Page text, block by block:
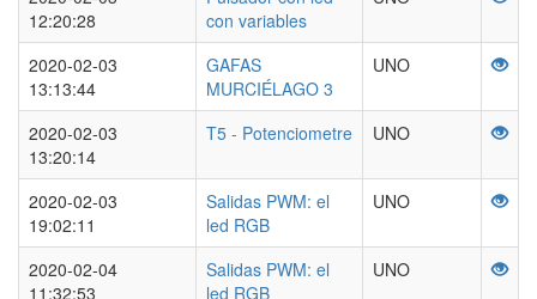
12:20:28
con variables
2020-02-03
13:13:44
GAFAS
MURCIÉLAGO 3
UNO
2020-02-03
13:20:14
T5 - Potenciometre UNO
2020-02-03
19:02:11
Salidas PWM: el
led RGB
UNO
2020-02-04
11:32:53
Salidas PWM: el
led RGB
UNO